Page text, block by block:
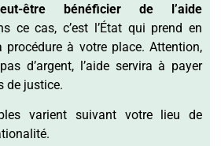
être bénéficier de l’aide
ce cas, c’est l’État qui prend en
à votre place. Attention,
d’argent, l’aide servira à payer
de justice.
varient suivant votre lieu de